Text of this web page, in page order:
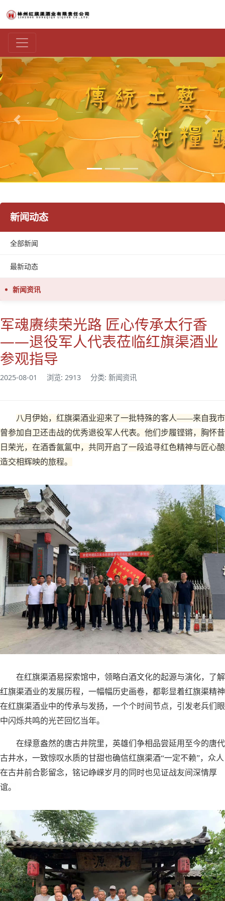
上一张 下一
新闻动态
全部新闻
最新动态
新闻资讯
军魂赓续荣光路 匠心传承太行香
——退役军人代表莅临红旗渠酒业
参观指导
2025-08-01 浏览: 2913 分类: 新闻资讯
八月伊始，红旗渠酒业迎来了一批特殊的客人——来自我市
曾参加自卫还击战的优秀退役军人代表。他们步履铿锵，胸怀昔
日荣光，在酒香氤氲中，共同开启了一段追寻红色精神与匠心酿
造交相辉映的旅程。
在红旗渠酒易探索馆中，领略白酒文化的起源与演化，了解
红旗渠酒业的发展历程，一幅幅历史画卷，都彰显着红旗渠精神
在红旗渠酒业中的传承与发扬，一个个时间节点，引发老兵们眼
中闪烁共鸣的光芒回忆当年。
在绿意盎然的唐古井院里，英雄们争相品尝延用至今的唐代
古井水，一致惊叹水质的甘甜也确信红旗渠酒“一定不赖”，众人
在古井前合影留念，铭记峥嵘岁月的同时也见证战友间深情厚
谊。